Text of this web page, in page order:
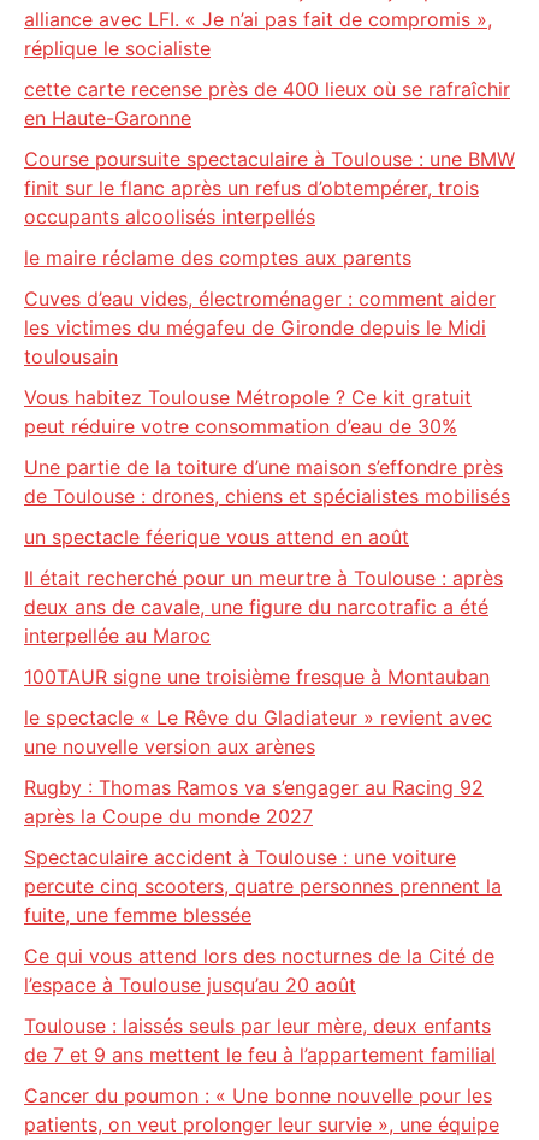
alliance avec LFI. « Je n’ai pas fait de compromis »,
réplique le socialiste
cette carte recense près de 400 lieux où se rafraîchir
en Haute-Garonne
Course poursuite spectaculaire à Toulouse : une BMW
finit sur le flanc après un refus d’obtempérer, trois
occupants alcoolisés interpellés
le maire réclame des comptes aux parents
Cuves d’eau vides, électroménager : comment aider
les victimes du mégafeu de Gironde depuis le Midi
toulousain
Vous habitez Toulouse Métropole ? Ce kit gratuit
peut réduire votre consommation d’eau de 30%
Une partie de la toiture d’une maison s’effondre près
de Toulouse : drones, chiens et spécialistes mobilisés
un spectacle féerique vous attend en août
Il était recherché pour un meurtre à Toulouse : après
deux ans de cavale, une figure du narcotrafic a été
interpellée au Maroc
100TAUR signe une troisième fresque à Montauban
le spectacle « Le Rêve du Gladiateur » revient avec
une nouvelle version aux arènes
Rugby : Thomas Ramos va s’engager au Racing 92
après la Coupe du monde 2027
Spectaculaire accident à Toulouse : une voiture
percute cinq scooters, quatre personnes prennent la
fuite, une femme blessée
Ce qui vous attend lors des nocturnes de la Cité de
l’espace à Toulouse jusqu’au 20 août
Toulouse : laissés seuls par leur mère, deux enfants
de 7 et 9 ans mettent le feu à l’appartement familial
Cancer du poumon : « Une bonne nouvelle pour les
patients, on veut prolonger leur survie », une équipe